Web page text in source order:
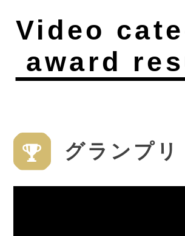
Video
award
グランプリ